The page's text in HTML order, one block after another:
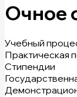
Очное
Учебный
Практическая
Стипендии